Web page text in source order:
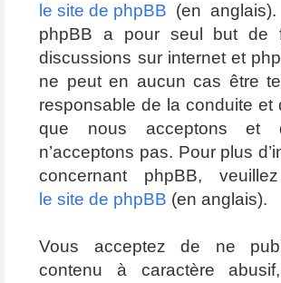
le site de phpBB (en
phpBB a pour seul but de
discussions sur internet et
ne peut en aucun cas être
responsable de la conduite et
que nous acceptons et
n’acceptons pas. Pour plus
concernant phpBB,
le site de phpBB (en anglais).
Vous acceptez de ne
contenu à caractère